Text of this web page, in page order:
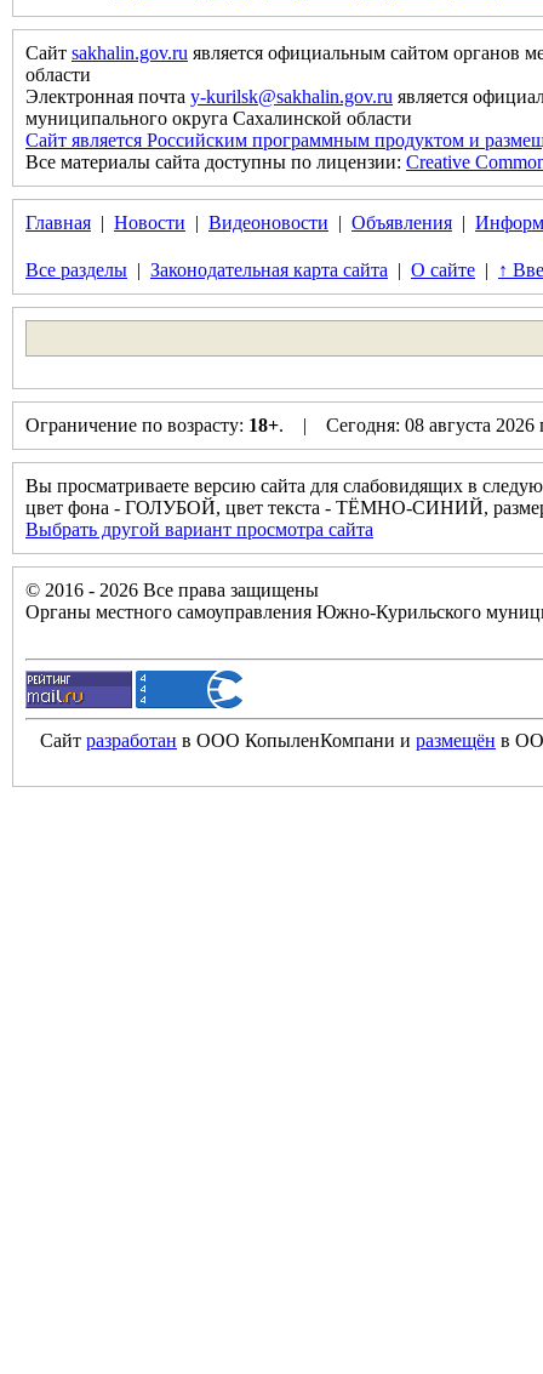
Сайт sakhalin.gov.ru является официальным сайтом органов
области
Электронная почта y-kurilsk@sakhalin.gov.ru является
муниципального округа Сахалинской области
Сайт является Российским программным продуктом и
Все материалы сайта доступны по лицензии: Creative
Главная | Новости | Видеоновости | Объявления |
Все разделы | Законодательная карта сайта | О сайте | ↑
Ограничение по возрасту: 18+. | Сегодня: 08 августа
Вы просматриваете версию сайта для слабовидящих в
цвет фона - ГОЛУБОЙ, цвет текста - ТЁМНО-СИНИЙ,
Выбрать другой вариант просмотра сайта
© 2016 - 2026 Все права защищены
Органы местного самоуправления Южно-Курильского
Сайт разработан в ООО КопыленКомпани и размещён в